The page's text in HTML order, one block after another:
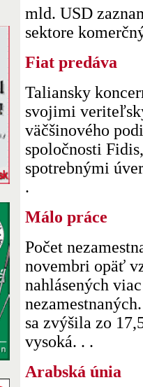
mld. USD
sektore
Fiat predáva
Taliansky
svojimi
väčšinového
spoločnosti
spotrebnými
.
Málo práce
Počet
novembri opäť
nahlásených
sa zvýšila zo
vysoká. . .
Arabská únia